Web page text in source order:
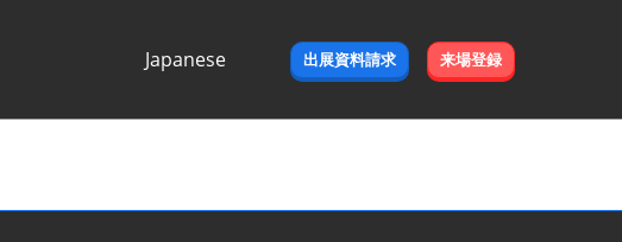
Japanese
出展資料請求 来場登録